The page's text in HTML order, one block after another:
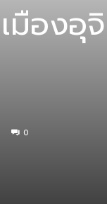
มืองอุ
0